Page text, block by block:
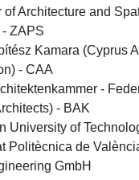
of Architecture and
ZAPS
Kamara (Cyprus
- CAA
-
- BAK
University of
Politècnica de
GmbH